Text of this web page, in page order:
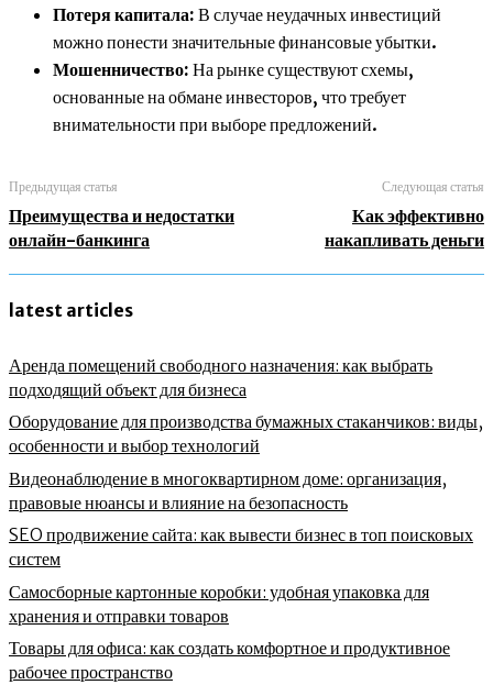
Потеря капитала: В случае неудачных инвестиций
можно понести значительные финансовые убытки.
Мошенничество: На рынке существуют схемы,
основанные на обмане инвесторов, что требует
внимательности при выборе предложений.
Предыдущая статья
Преимущества и недостатки
онлайн-банкинга
Следующая статья
Как эффективно
накапливать деньги
latest articles
Аренда помещений свободного назначения: как выбрать
подходящий объект для бизнеса
Оборудование для производства бумажных стаканчиков: виды,
особенности и выбор технологий
Видеонаблюдение в многоквартирном доме: организация,
правовые нюансы и влияние на безопасность
SEO продвижение сайта: как вывести бизнес в топ поисковых
систем
Самосборные картонные коробки: удобная упаковка для
хранения и отправки товаров
Товары для офиса: как создать комфортное и продуктивное
рабочее пространство